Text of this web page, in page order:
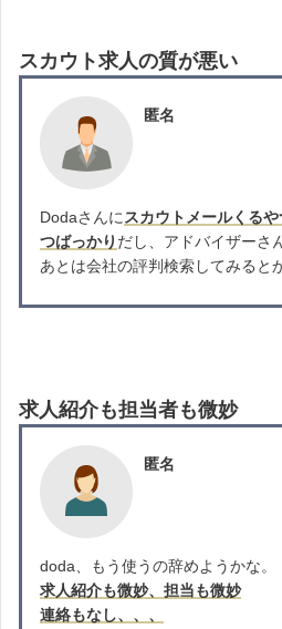
スカウト求人の質が悪い
匿名
Dodaさんに スカウトメールくる
つばっかり だし、アドバイザーさ
あとは会社の評判検索してみると
求人紹介も担当者も微妙
匿名
doda、もう使うの辞めようかな。
求人紹介も微妙、担当も微妙
連絡もなし、、、